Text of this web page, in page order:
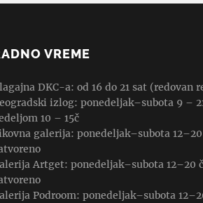
VREME
DKC-a: od 16 do 21 sat (redovan
izlog: ponedeljak–subota 9 –
10 – 15č
galerija: ponedeljak–subota
Artget: ponedeljak–subota 12–20
Podroom: ponedeljak–subota